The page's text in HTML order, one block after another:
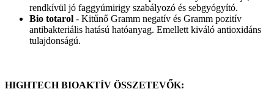
rendkívül jó faggyúmirigy szabályozó és sebgyógyító.
Bio totarol - Kitűnő Gramm negatív és Gramm pozitív
antibakteriális hatású hatóanyag. Emellett kiváló antioxidáns
tulajdonságú.
HIGHTECH BIOAKTÍV ÖSSZETEVŐK: